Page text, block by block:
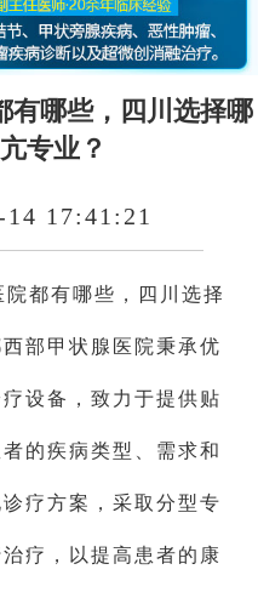
有哪些，四川选择哪
专业？
17:41:21
都有哪些，四川选择
部甲状腺医院秉承优
设备，致力于提供贴
的疾病类型、需求和
疗方案，采取分型专
疗，以提高患者的康